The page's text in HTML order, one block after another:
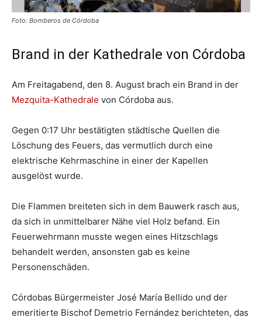
Foto: Bomberos de Córdoba
Brand in der Kathedrale von Córdoba
Am Freitagabend, den 8. August brach ein Brand in der
Mezquita-Kathedrale von Córdoba aus.
Gegen 0:17 Uhr bestätigten städtische Quellen die
Löschung des Feuers, das vermutlich durch eine
elektrische Kehrmaschine in einer der Kapellen
ausgelöst wurde.
Die Flammen breiteten sich in dem Bauwerk rasch aus,
da sich in unmittelbarer Nähe viel Holz befand. Ein
Feuerwehrmann musste wegen eines Hitzschlags
behandelt werden, ansonsten gab es keine
Personenschäden.
Córdobas Bürgermeister José María Bellido und der
emeritierte Bischof Demetrio Fernández berichteten, das